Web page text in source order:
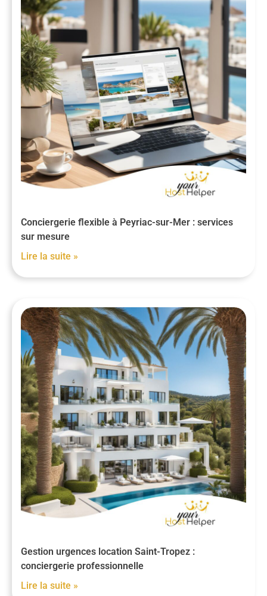
Conciergerie flexible à Peyriac-sur-Mer : services
sur mesure
Lire la suite »
Gestion urgences location Saint-Tropez :
conciergerie professionnelle
Lire la suite »